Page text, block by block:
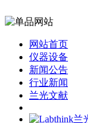
网站首页
仪器设备
新闻公告
行业新闻
兰光文献